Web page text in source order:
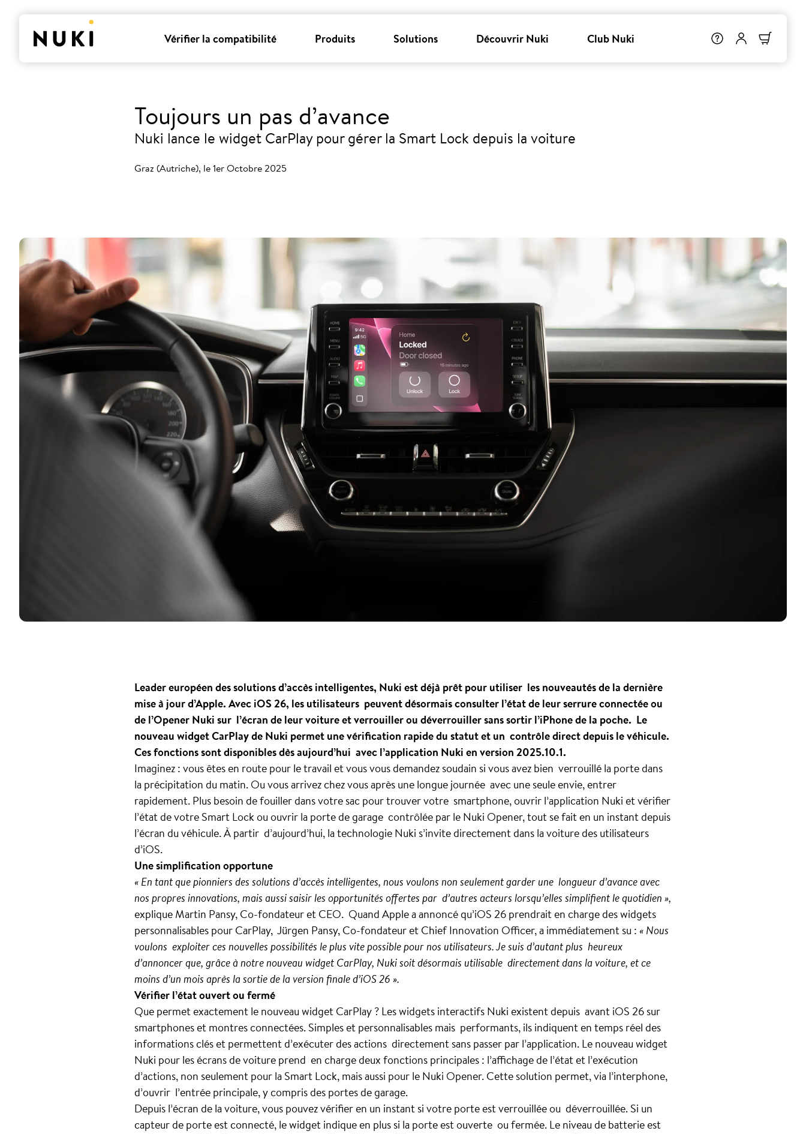
Vérifier la compatibilité Produits Solutions Découvrir Nuki Club Nuki
Toujours un pas d’avance
Nuki lance le widget CarPlay pour gérer la Smart Lock depuis la voiture
Graz (Autriche), le 1er Octobre 2025
Leader européen des solutions d’accès intelligentes, Nuki est déjà prêt pour utiliser les nouveautés de la dernière
mise à jour d’Apple. Avec iOS 26, les utilisateurs peuvent désormais consulter l’état de leur serrure connectée ou
de l’Opener Nuki sur l’écran de leur voiture et verrouiller ou déverrouiller sans sortir l’iPhone de la poche. Le
nouveau widget CarPlay de Nuki permet une vérification rapide du statut et un contrôle direct depuis le véhicule.
Ces fonctions sont disponibles dès aujourd’hui avec l’application Nuki en version 2025.10.1.
Imaginez : vous êtes en route pour le travail et vous vous demandez soudain si vous avez bien verrouillé la porte dans
la précipitation du matin. Ou vous arrivez chez vous après une longue journée avec une seule envie, entrer
rapidement. Plus besoin de fouiller dans votre sac pour trouver votre smartphone, ouvrir l’application Nuki et vérifier
l’état de votre Smart Lock ou ouvrir la porte de garage contrôlée par le Nuki Opener, tout se fait en un instant depuis
l’écran du véhicule. À partir d’aujourd’hui, la technologie Nuki s’invite directement dans la voiture des utilisateurs
d’iOS.
Une simplification opportune
« En tant que pionniers des solutions d’accès intelligentes, nous voulons non seulement garder une longueur d’avance avec
nos propres innovations, mais aussi saisir les opportunités offertes par d’autres acteurs lorsqu’elles simplifient le quotidien »,
explique Martin Pansy, Co-fondateur et CEO. Quand Apple a annoncé qu’iOS 26 prendrait en charge des widgets
personnalisables pour CarPlay, Jürgen Pansy, Co-fondateur et Chief Innovation Officer, a immédiatement su :« Nous
voulons exploiter ces nouvelles possibilités le plus vite possible pour nos utilisateurs. Je suis d’autant plus heureux
d’annoncer que, grâce à notre nouveau widget CarPlay, Nuki soit désormais utilisable directement dans la voiture, et ce
moins d’un mois après la sortie de la version finale d’iOS 26 ».
Vérifier l’état ouvert ou fermé
Que permet exactement le nouveau widget CarPlay ? Les widgets interactifs Nuki existent depuis avant iOS 26 sur
smartphones et montres connectées. Simples et personnalisables mais performants, ils indiquent en temps réel des
informations clés et permettent d’exécuter des actions directement sans passer par l’application. Le nouveau widget
Nuki pour les écrans de voiture prend en charge deux fonctions principales : l’affichage de l’état et l’exécution
d’actions, non seulement pour la Smart Lock, mais aussi pour le Nuki Opener. Cette solution permet, via l’interphone,
d’ouvrir l’entrée principale, y compris des portes de garage.
Depuis l’écran de la voiture, vous pouvez vérifier en un instant si votre porte est verrouillée ou déverrouillée. Si un
capteur de porte est connecté, le widget indique en plus si la porte est ouverte ou fermée. Le niveau de batterie est